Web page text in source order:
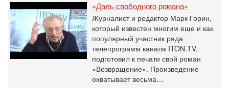
«Даль свободного романа»
Журналист и редактор Марк Горин,
который известен многим еще и как
популярный участник ряда
телепрограмм канала ITON.TV,
подготовил к печати свой роман
«Возвращение». Произведение
охватывает весьма…